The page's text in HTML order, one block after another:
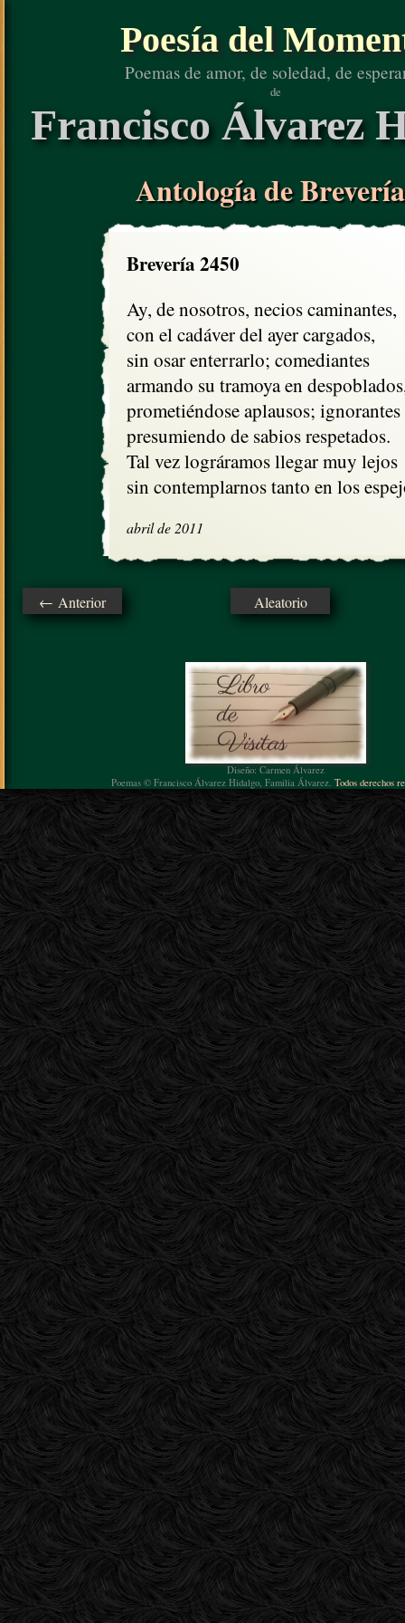
Poesía del
Poemas de amor, de soledad, de
de
Francisco Álvarez
Antología de
Brevería 2450
Ay, de nosotros, necios caminantes,
con el cadáver del ayer cargados,
sin osar enterrarlo; comediantes
armando su tramoya en
prometiéndose aplausos; ignorantes
presumiendo de sabios respetados.
Tal vez lográramos llegar muy lejos
sin contemplarnos tanto en los
abril de 2011
← Anterior Aleatorio
Diseño: Carmen Álvarez
Poemas © Francisco Álvarez Hidalgo, Familia Álvarez. Todos derechos